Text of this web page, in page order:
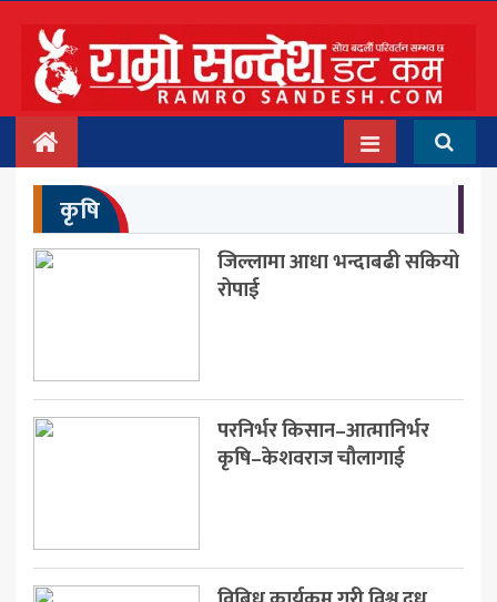
मुख्य
समाचार
देश/प्रदेश
राजनीति
बिजनेस
अन्तराष्ट्रिय
मनोरञ्जन
कृषि
जिल्लामा आधा भन्दाबढी सकियो
रोपाई
परनिर्भर किसान–आत्मानिर्भर
कृषि–केशवराज चौलागाई